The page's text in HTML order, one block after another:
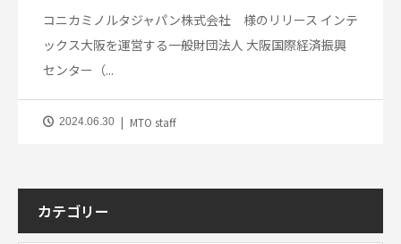
コニカミノルタジャパン株式会社 様のリリース インテ
ックス大阪を運営する一般財団法人 大阪国際経済振興
センター（...
2024.06.30 MTO staff
カテゴリー